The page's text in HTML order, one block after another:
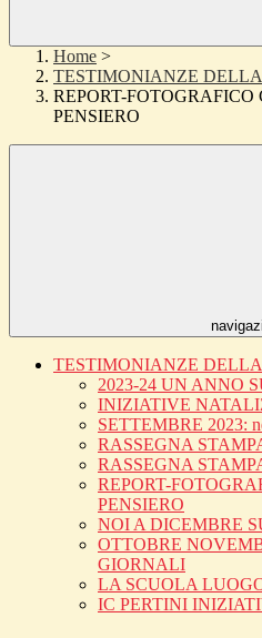
Home >
TESTIMONIANZE
REPORT-
PENSIERO
TESTIMONIANZE
2023-24 UN ANNO
INIZIATIVE
SETTEMBRE 2023:
RASSEGNA
RASSEGNA
REPORT-
PENSIERO
NOI A DICEMBRE
OTTOBRE
GIORNALI
LA SCUOLA
IC PERTINI